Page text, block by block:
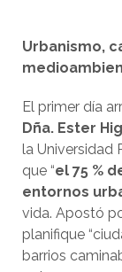
Urbanismo,
El primer día
Dña. Ester
la Universidad
que “el 75 %
entornos
vida. Apostó
planifique
barrios